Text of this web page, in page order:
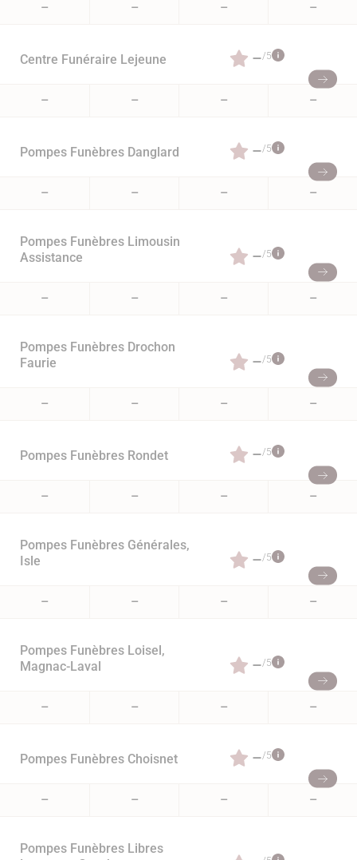
– – – –
Centre Funéraire Lejeune –/5
– – – –
Pompes Funèbres Danglard –/5
– – – –
Pompes Funèbres Limousin
Assistance
–/5
– – – –
Pompes Funèbres Drochon
Faurie
–/5
– – – –
Pompes Funèbres Rondet –/5
– – – –
Pompes Funèbres Générales,
Isle
–/5
– – – –
Pompes Funèbres Loisel,
Magnac-Laval
–/5
– – – –
Pompes Funèbres Choisnet –/5
– – – –
Pompes Funèbres Libres